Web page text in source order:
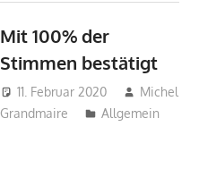
Mit 100% der
Stimmen bestätigt
11. Februar 2020
Michel
Grandmaire
Allgemein